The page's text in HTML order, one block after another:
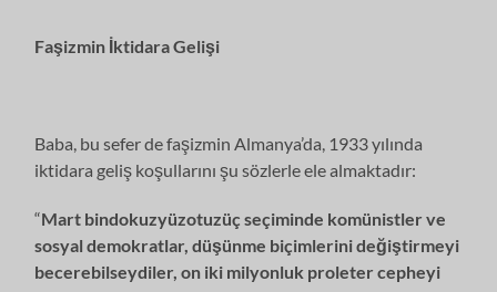
Faşizmin İktidara Gelişi
Baba, bu sefer de faşizmin Almanya’da, 1933 yılında
iktidara geliş koşullarını şu sözlerle ele almaktadır:
“Mart bindokuzyüzotuzüç seçiminde komünistler ve
sosyal demokratlar, düşünme biçimlerini değiştirmeyi
becerebilseydiler, on iki milyonluk proleter cepheyi